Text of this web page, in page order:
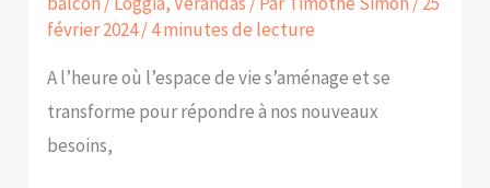
février 2024/4 minutes de lecture
A l’heure où l’espace de vie s’aménage et se
transforme pour répondre à nos nouveaux
besoins,